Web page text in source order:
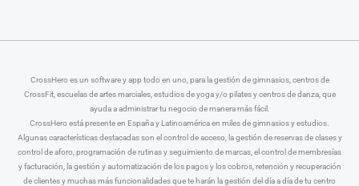
CrossHero es un software y app todo en uno, para la gestión de gimnasios, centros de
CrossFit, escuelas de artes marciales, estudios de yoga y/o pilates y centros de danza, que
ayuda a administrar tu negocio de manera más fácil.
CrossHero está presente en España y Latinoamérica en miles de gimnasios y estudios.
Algunas características destacadas son el control de acceso, la gestión de reservas de clases y
control de aforo, programación de rutinas y seguimiento de marcas, el control de membresías
y facturación, la gestión y automatización de los pagos y los cobros, retención y recuperación
de clientes y muchas más funcionalidades que te harán la gestión del día a día de tu centro